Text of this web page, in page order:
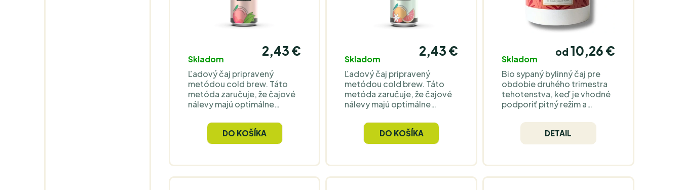
Skladom
2,43 €
Ľadový čaj pripravený
metódou cold brew. Táto
metóda zaručuje, že čajové
nálevy majú optimálne
čistou a príjemnou chuťou.
Nápoj je osviežujúci, ľahký,
nízkokalorický a skvelý na
DO KOŠÍKA
Skladom
2,43 €
Ľadový čaj pripravený
metódou cold brew. Táto
metóda zaručuje, že čajové
nálevy majú optimálne
čistou a príjemnou chuťou.
Nápoj je osviežujúci, ľahký,
nízkokalorický a skvelý na
DO KOŠÍKA
Skladom
od 10,26 €
Bio sypaný bylinný čaj pre
obdobie druhého trimestra
tehotenstva, keď je vhodné
podporiť pitný režim a
zbytočnej intenzity.
Prirodzene bez kofeínu.
Lúhujte 5 minút pri 95–
kvetinová, skôr decentná
než výrazne sladká. Žihľava,
DETAIL